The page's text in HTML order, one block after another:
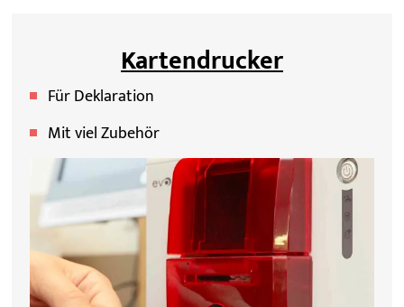
Kartendrucker
Für Deklaration
Mit viel Zubehör